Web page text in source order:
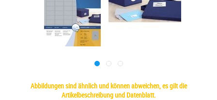
Abbildungen sind ähnlich und können abweichen, es gilt die
Artikelbeschreibung und Datenblatt.